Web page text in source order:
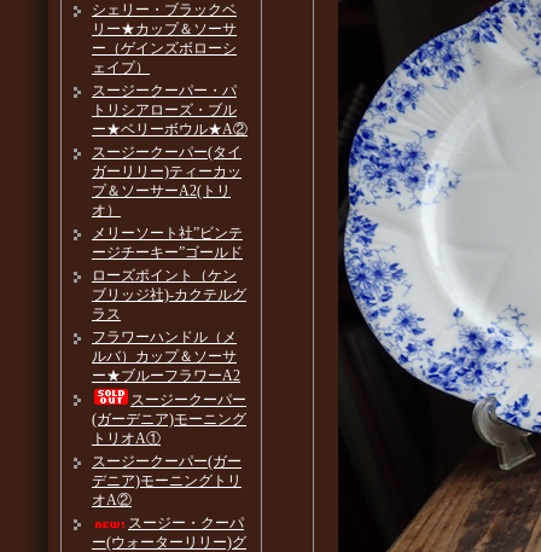
シェリー・ブラックベ
リー★カップ＆ソーサ
ー（ゲインズボローシ
ェイプ）
スージークーパー・パ
トリシアローズ・ブル
ー★ベリーボウル★A②
スージークーパー(タイ
ガーリリー)ティーカッ
プ＆ソーサーA2(トリ
オ）
メリーソート社”ビンテ
ージチーキー”ゴールド
ローズポイント（ケン
ブリッジ社)-カクテルグ
ラス
フラワーハンドル（メ
ルバ）カップ＆ソーサ
ー★ブルーフラワーA2
スージークーパー
(ガーデニア)モーニング
トリオA①
スージークーパー(ガー
デニア)モーニングトリ
オA②
スージー・クーパ
ー(ウォーターリリー)グ